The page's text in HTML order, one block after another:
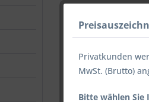
35 mm
Privatkunden
MwSt. (Brutto)
Bitte wählen Sie